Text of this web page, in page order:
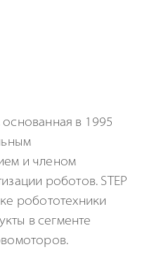
в 1995
и членом
роботов. STEP
робототехники
в сегменте